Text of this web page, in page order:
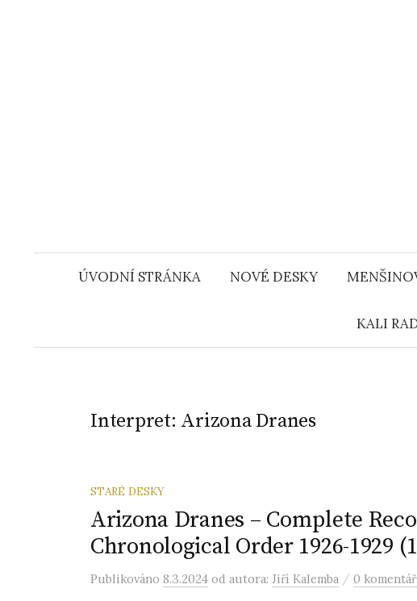
ÚVODNÍ STRÁNKA NOVÉ DESKY
KALI
Interpret: Arizona Dranes
STARÉ DESKY
Arizona Dranes – Complete
Chronological Order 1926-1929
Publikováno 8.3.2024 od autora: Jiří Kalemba / 0